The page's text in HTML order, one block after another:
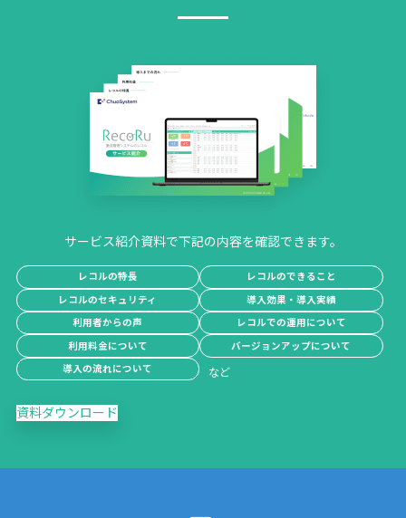
サービス紹介資料で下記の内容を確認できます。
レコルの特長
レコルのできること
レコルのセキュリティ
導入効果・導入実績
利用者からの声
レコルでの運用について
利用料金について
バージョンアップについて
導入の流れについて
資料ダウンロード